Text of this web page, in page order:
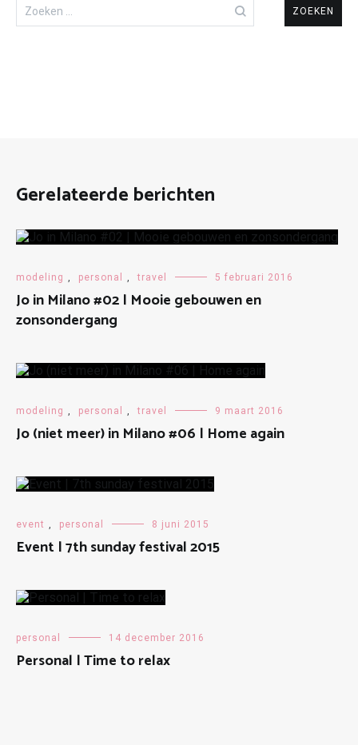
naar:
Gerelateerde berichten
modeling personal travel 5 februari 2016
Jo in Milano #02 | Mooie gebouwen en
zonsondergang
modeling personal travel 9 maart 2016
Jo (niet meer) in Milano #06 | Home again
event personal 8 juni 2015
Event | 7th sunday festival 2015
personal 14 december 2016
Personal | Time to relax